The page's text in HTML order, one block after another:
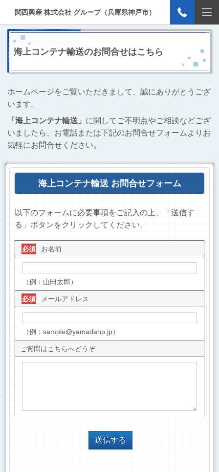
関西興産 株式会社 グループ（兵庫県神戸市）
海上コンテナ輸送のお問合せはこちら
ホームページをご覧いただきまして、誠にありがとうござ
います。
「海上コンテナ輸送」 に関してご不明点やご相談などござ
いましたら、お電話または下記のお問合せフォームよりお
気軽にお問合せください。
海上コンテナ輸送 お問合せフォーム
以下のフォームに必要事項をご記入の上、「送信す
る」ボタンをクリックしてください。
お名前
必須
（例：山田太郎）
メールアドレス
必須
（例：sample@yamadahp.jp）
ご質問はこちらへどうぞ